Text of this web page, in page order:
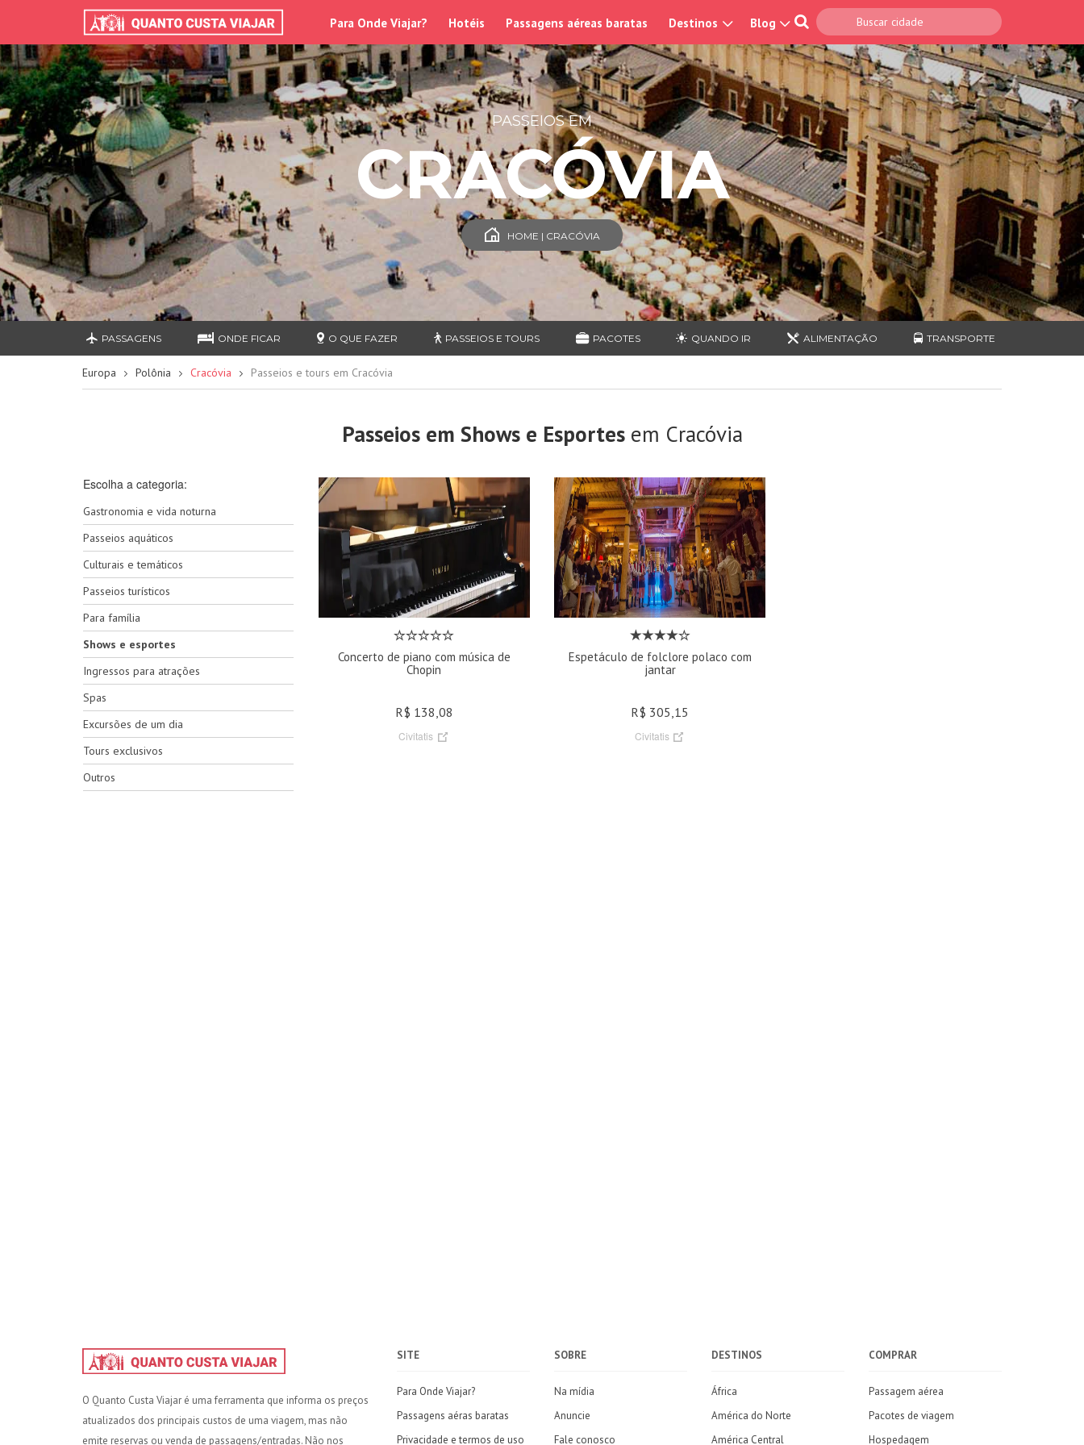
Para Onde Viajar? Hotéis Passagens aéreas baratas Destinos Blog
PASSEIOS EM
CRACÓVIA
HOME | CRACÓVIA
PASSAGENS ONDE FICAR O QUE FAZER PASSEIOS E TOURS PACOTES QUANDO IR ALIMENTAÇÃO TRANSPORTE
Europa Polônia Cracóvia Passeios e tours em Cracóvia
Passeios em Shows e Esportesem Cracóvia
Escolha a categoria:
Gastronomia e vida noturna
Passeios aquáticos
Culturais e temáticos
Passeios turísticos
Para família
Shows e esportes
Ingressos para atrações
Spas
Excursões de um dia
Tours exclusivos
Outros
Concerto de piano com música de
Chopin
R$ 138,08
Civitatis
Espetáculo de folclore polaco com
jantar
R$ 305,15
Civitatis
O Quanto Custa Viajar é uma ferramenta que informa os preços
atualizados dos principais custos de uma viagem, mas não
emite reservas ou venda de passagens/entradas. Não nos
SITE
Para Onde Viajar?
Passagens aéras baratas
Privacidade e termos de uso
SOBRE
Na mídia
Anuncie
Fale conosco
DESTINOS
África
América do Norte
América Central
COMPRAR
Passagem aérea
Pacotes de viagem
Hospedagem